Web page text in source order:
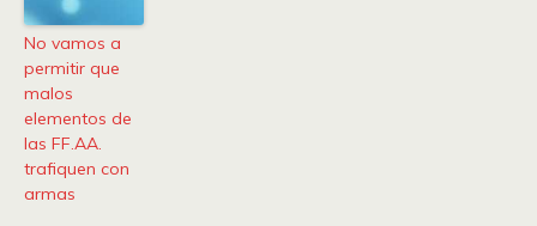
No vamos a
permitir que
malos
elementos de
las FF.AA.
trafiquen con
armas